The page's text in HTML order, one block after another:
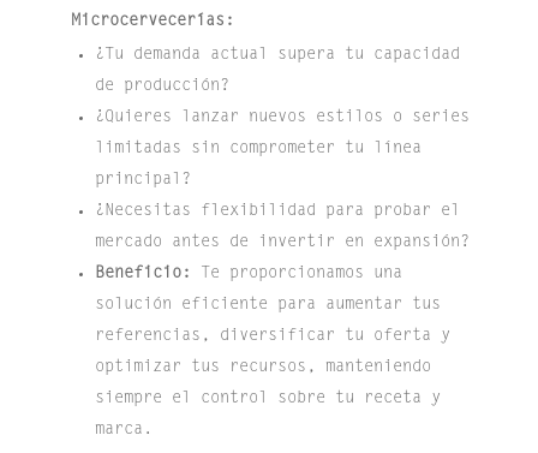
Microcervecerías:
¿Tu demanda actual supera tu capacidad
de producción?
¿Quieres lanzar nuevos estilos o series
limitadas sin comprometer tu línea
principal?
¿Necesitas flexibilidad para probar el
mercado antes de invertir en expansión?
Beneficio:
Te proporcionamos una
solución eficiente para aumentar tus
referencias, diversificar tu oferta y
optimizar tus recursos, manteniendo
siempre el control sobre tu receta y
marca.